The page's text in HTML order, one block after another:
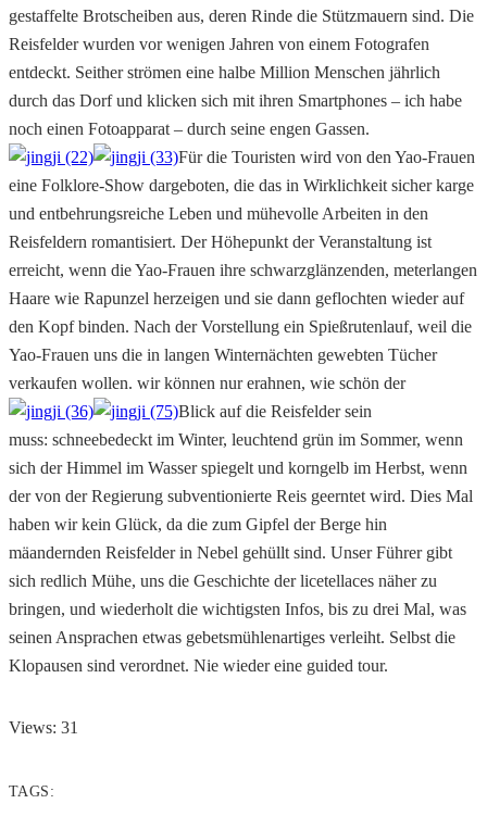
gestaffelte Brotscheiben aus, deren Rinde die Stützmauern sind. Die
Reisfelder wurden vor wenigen Jahren von einem Fotografen
entdeckt. Seither strömen eine halbe Million Menschen jährlich
durch das Dorf und klicken sich mit ihren Smartphones – ich habe
noch einen Fotoapparat – durch seine engen Gassen.
Für die Touristen wird von den Yao-Frauen
eine Folklore-Show dargeboten, die das in Wirklichkeit sicher karge
und entbehrungsreiche Leben und mühevolle Arbeiten in den
Reisfeldern romantisiert. Der Höhepunkt der Veranstaltung ist
erreicht, wenn die Yao-Frauen ihre schwarzglänzenden, meterlangen
Haare wie Rapunzel herzeigen und sie dann geflochten wieder auf
den Kopf binden. Nach der Vorstellung ein Spießrutenlauf, weil die
Yao-Frauen uns die in langen Winternächten gewebten Tücher
verkaufen wollen. wir können nur erahnen, wie schön der
Blick auf die Reisfelder sein
muss: schneebedeckt im Winter, leuchtend grün im Sommer, wenn
sich der Himmel im Wasser spiegelt und korngelb im Herbst, wenn
der von der Regierung subventionierte Reis geerntet wird. Dies Mal
haben wir kein Glück, da die zum Gipfel der Berge hin
mäandernden Reisfelder in Nebel gehüllt sind. Unser Führer gibt
sich redlich Mühe, uns die Geschichte der licetellaces näher zu
bringen, und wiederholt die wichtigsten Infos, bis zu drei Mal, was
seinen Ansprachen etwas gebetsmühlenartiges verleiht. Selbst die
Klopausen sind verordnet. Nie wieder eine guided tour.
Views: 31
TAGS: